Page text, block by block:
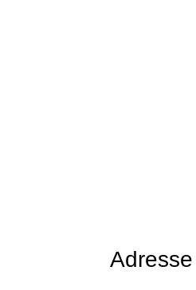
Adresse